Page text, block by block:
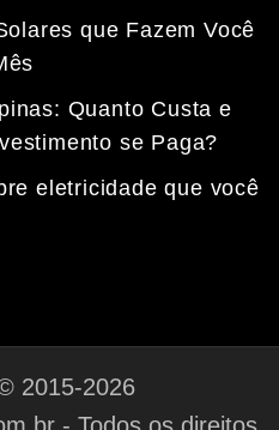
que Fazem Você
Quanto Custa e
se Paga?
eletricidade que você
2015-2026
minutos